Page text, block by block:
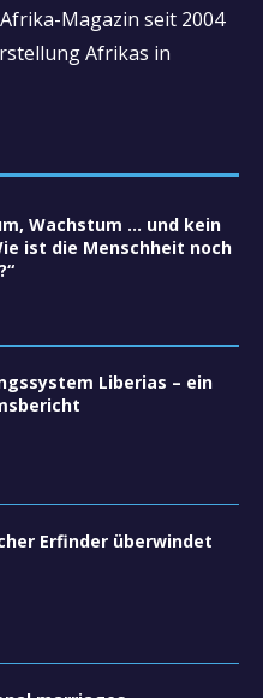
Magazin seit 2004
Afrikas in
Wachstum … und kein
ist die Menschheit noch
Liberias – ein
Erfinder überwindet